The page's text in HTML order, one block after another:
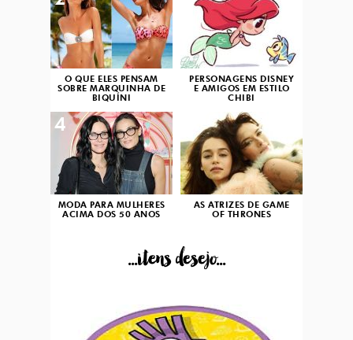
O QUE ELES PENSAM
SOBRE MARQUINHA DE
BIQUÍNI
PERSONAGENS DISNEY
E AMIGOS EM ESTILO
CHIBI
MODA PARA MULHERES
ACIMA DOS 50 ANOS
4
AS ATRIZES DE GAME
OF THRONES
...itens desejo...